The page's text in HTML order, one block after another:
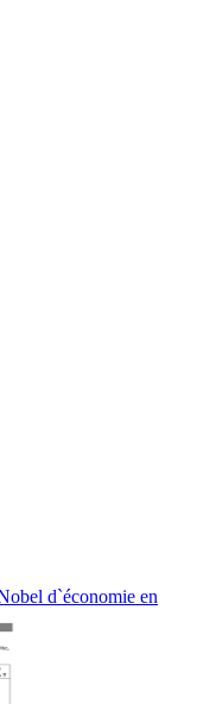
d`économie en